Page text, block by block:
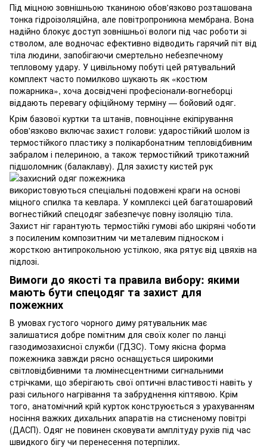
Під міцною зовнішньою тканиною обов'язково розташована
тонка гідроізоляційна, але повітропроникна мембрана. Вона
надійно блокує доступ зовнішньої вологи під час роботи зі
стволом, але водночас ефективно відводить гарячий піт від
тіла людини, запобігаючи смертельно небезпечному
тепловому удару. У цивільному побуті цей рятувальний
комплект часто помилково шукають як «костюм
пожарника», хоча досвідчені професіонали-вогнеборці
віддають перевагу офіційному терміну — бойовий одяг.
Крім базової куртки та штанів, повноцінне екіпірування
обов'язково включає захист голови: ударостійкий шолом із
термостійкого пластику з полікарбонатним тепловідбивним
забралом і пелериною, а також термостійкий трикотажний
підшоломник (балаклаву). Для захисту кистей рук
використовуються спеціальні подовжені краги на основі
міцного спилка та кевлара. У комплексі цей багатошаровий
вогнестійкий спецодяг забезпечує повну ізоляцію тіла.
Захист ніг гарантують термостійкі гумові або шкіряні чоботи
з посиленим композитним чи металевим підноском і
жорсткою антипрокольною устілкою, яка рятує від цвяхів на
підлозі.
Вимоги до якості та правила вибору: якими
мають бути спецодяг та захист для
пожежних
В умовах густого чорного диму рятувальник має
залишатися добре помітним для своїх колег по ланці
газодимозахисної служби (ГДЗС). Тому якісна форма
пожежника завжди рясно оснащується широкими
світловідбивними та люмінесцентними сигнальними
стрічками, що зберігають свої оптичні властивості навіть у
разі сильного нагрівання та забруднення кіптявою. Крім
того, анатомічний крій курток конструюється з урахуванням
носіння важких дихальних апаратів на стисненому повітрі
(ДАСП). Одяг не повинен сковувати амплітуду рухів під час
швидкого бігу чи перенесення потерпілих.